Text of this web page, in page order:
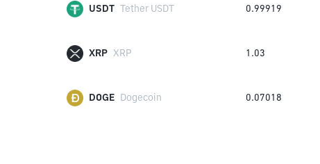
USDT Tether USDT 0.99919
XRP XRP 1.03
DOGE Dogecoin 0.07018